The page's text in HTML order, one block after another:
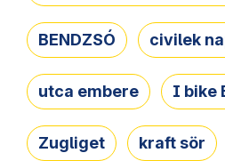
BENDZSÓ civilek
utca embere I bike
Zugliget kraft sör